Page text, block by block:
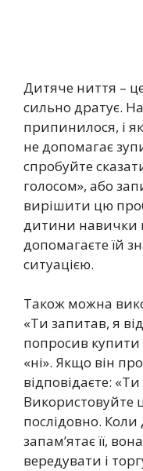
Дитяче ниття –
сильно дратує.
припинилося, і
не допомагає
спробуйте
голосом», або
вирішити цю
дитини навички
допомагаєте їй
ситуацією.
Також можна
«Ти запитав, я
попросив купити
«ні». Якщо він
відповідаєте:
Використовуйте
послідовно. Коли
запам’ятає її,
вередувати і